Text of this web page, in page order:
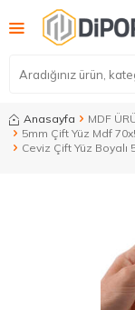
Anasayfa MDF
5mm Çift Yüz Mdf
Ceviz Çift Yüz